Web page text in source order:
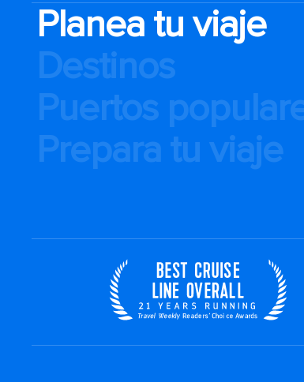
Planea tu viaje
Destinos
Puertos
Prepara tu viaje